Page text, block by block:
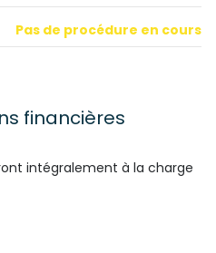
Pas de procédure en cours
financières
intégralement à la charge